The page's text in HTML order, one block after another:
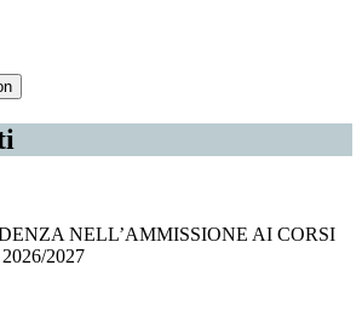
NELL’AMMISSIONE AI CORSI
2027